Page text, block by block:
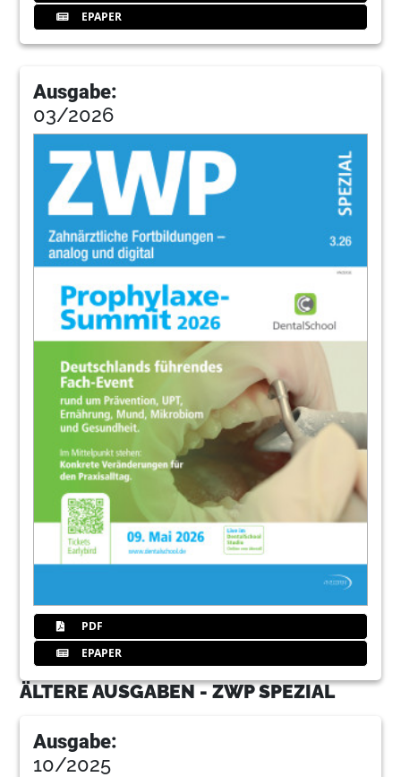
EPAPER
Ausgabe:
03/2026
PDF
EPAPER
ÄLTERE AUSGABEN - ZWP SPEZIAL
Ausgabe:
10/2025